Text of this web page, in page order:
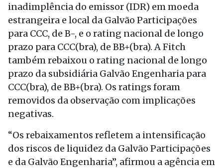
inadimplência do emissor (IDR) em moeda
estrangeira e local da Galvão Participações
para CCC, de B-, e o rating nacional de longo
prazo para CCC(bra), de BB+(bra). A Fitch
também rebaixou o rating nacional de longo
prazo da subsidiária Galvão Engenharia para
CCC(bra), de BB+(bra). Os ratings foram
removidos da observação com implicações
negativas.
“Os rebaixamentos refletem a intensificação
dos riscos de liquidez da Galvão Participações
e da Galvão Engenharia”, afirmou a agência em